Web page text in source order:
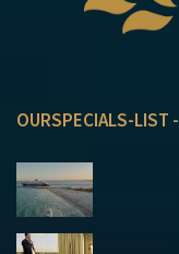
OURSPECIALS-LIST -